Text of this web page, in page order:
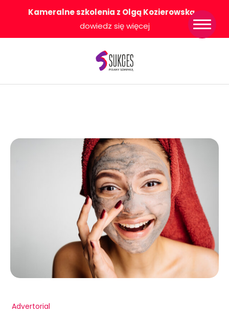
Kameralne szkolenia z Olgą Kozierowską-
dowiedz się więcej
Advertorial
Strona główna
Konkurs Sukces